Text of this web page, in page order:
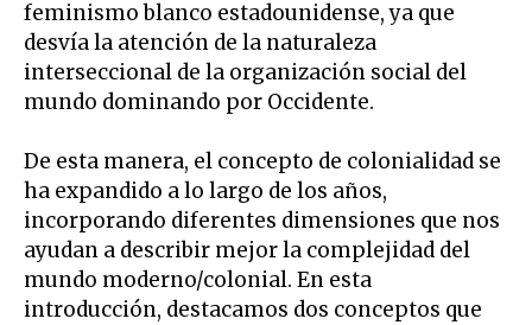
feminismo blanco estadounidense, ya que
desvía la atención de la naturaleza
interseccional de la organización social del
mundo dominando por Occidente.
De esta manera, el concepto de colonialidad se
ha expandido a lo largo de los años,
incorporando diferentes dimensiones que nos
ayudan a describir mejor la complejidad del
mundo moderno/colonial. En esta
introducción, destacamos dos conceptos que